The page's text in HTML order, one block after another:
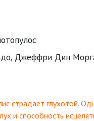
Джеффри Дин
страдает глухотой.
и способность